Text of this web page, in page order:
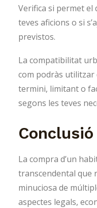
Verifica si permet el
teves aficions o si
previstos.
La compatibilitat
com podràs
termini, limitant o
segons les teves
Conclusió
La compra d’un
transcendental que
minuciosa de
aspectes legals,